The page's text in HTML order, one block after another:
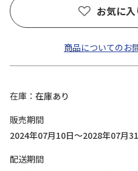
お気に
商品についてのお
在庫
在庫あり
販売期間
2024年07月10日～2028年07月
配送期間